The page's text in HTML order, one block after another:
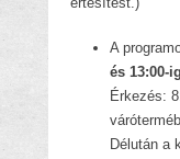
A
és 13:00-
Érkezés:
Délután a